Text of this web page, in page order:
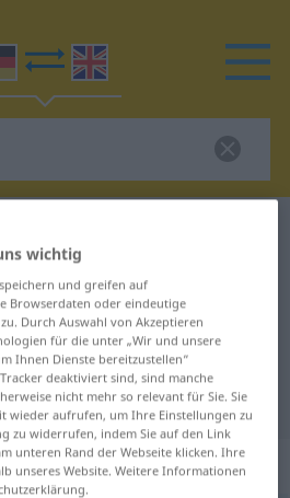
Übersetzung für
Englisch
: Femininum
wichtig
und greifen auf
Browserdaten oder eindeutige
Durch Auswahl von Akzeptieren
für die unter „Wir und unsere
Ihnen Dienste bereitzustellen“
deaktiviert sind, sind manche
nicht mehr so relevant für Sie. Sie
wieder aufrufen, um Ihre Einstellungen zu
zu widerrufen, indem Sie auf den Link
unteren Rand der Webseite klicken. Ihre
unseres Website. Weitere Informationen